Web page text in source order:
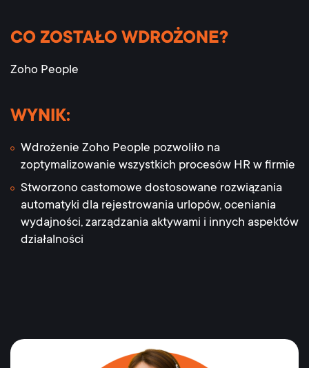
CO ZOSTAŁO WDROŻONE?
Zoho People
WYNIK:
Wdrożenie Zoho People pozwoliło na
zoptymalizowanie wszystkich procesów HR w firmie
Stworzono castomowe dostosowane rozwiązania
automatyki dla rejestrowania urlopów, oceniania
wydajności, zarządzania aktywami i innych aspektów
działalności